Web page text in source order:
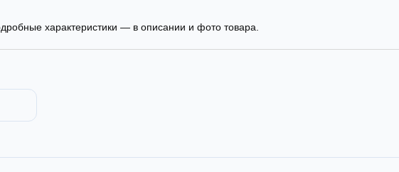
характеристики — в описании и фото товара.